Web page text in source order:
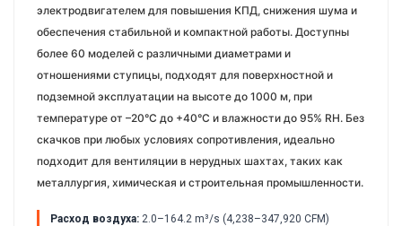
электродвигателем для повышения КПД, снижения шума и
обеспечения стабильной и компактной работы. Доступны
более 60 моделей с различными диаметрами и
отношениями ступицы, подходят для поверхностной и
подземной эксплуатации на высоте до 1000 м, при
температуре от –20°C до +40°C и влажности до 95% RH. Без
скачков при любых условиях сопротивления, идеально
подходит для вентиляции в нерудных шахтах, таких как
металлургия, химическая и строительная промышленности.
Расход воздуха: 2.0–164.2 m³/s (4,238–347,920 CFM)